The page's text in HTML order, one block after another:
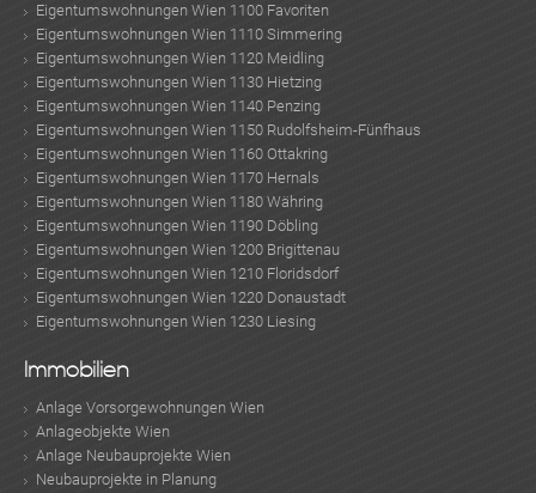
Eigentumswohnungen Wien 1100 Favoriten
Eigentumswohnungen Wien 1110 Simmering
Eigentumswohnungen Wien 1120 Meidling
Eigentumswohnungen Wien 1130 Hietzing
Eigentumswohnungen Wien 1140 Penzing
Eigentumswohnungen Wien 1150 Rudolfsheim-Fünfhaus
Eigentumswohnungen Wien 1160 Ottakring
Eigentumswohnungen Wien 1170 Hernals
Eigentumswohnungen Wien 1180 Währing
Eigentumswohnungen Wien 1190 Döbling
Eigentumswohnungen Wien 1200 Brigittenau
Eigentumswohnungen Wien 1210 Floridsdorf
Eigentumswohnungen Wien 1220 Donaustadt
Eigentumswohnungen Wien 1230 Liesing
Immobilien
Anlage Vorsorgewohnungen Wien
Anlageobjekte Wien
Anlage Neubauprojekte Wien
Neubauprojekte in Planung